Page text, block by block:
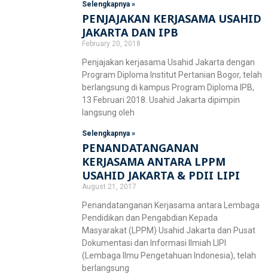
Selengkapnya »
PENJAJAKAN KERJASAMA USAHID
JAKARTA DAN IPB
February 20, 2018
Penjajakan kerjasama Usahid Jakarta dengan
Program Diploma Institut Pertanian Bogor, telah
berlangsung di kampus Program Diploma IPB,
13 Februari 2018. Usahid Jakarta dipimpin
langsung oleh
Selengkapnya »
PENANDATANGANAN
KERJASAMA ANTARA LPPM
USAHID JAKARTA & PDII LIPI
August 21, 2017
Penandatanganan Kerjasama antara Lembaga
Pendidikan dan Pengabdian Kepada
Masyarakat (LPPM) Usahid Jakarta dan Pusat
Dokumentasi dan Informasi Ilmiah LIPI
(Lembaga Ilmu Pengetahuan Indonesia), telah
berlangsung